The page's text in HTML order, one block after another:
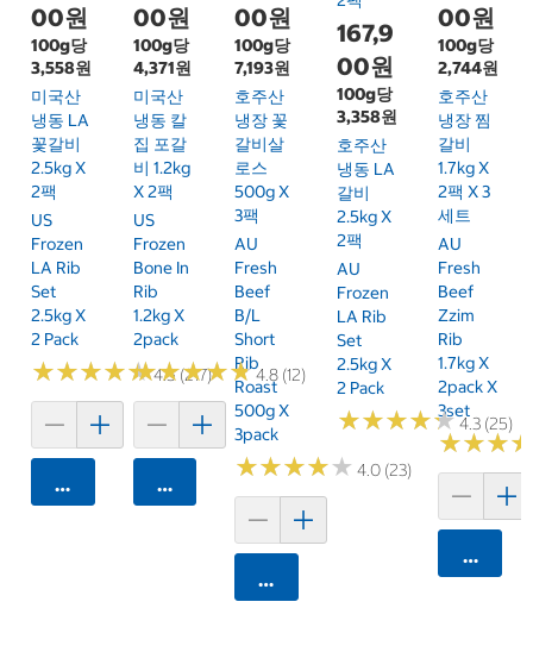
00원
100g당
3,558원
미국산
냉동 LA
꽃갈비
2.5kg X
2팩
US
Frozen
LA Rib
Set
2.5kg X
2 Pack
★★★★★
★★★★★4.5 (217)
카트에 담기
00원
100g당
4,371원
미국산
냉동 칼
집 포갈
비 1.2kg
X 2팩
US
Frozen
Bone In
Rib
1.2kg X
2pack
★★★★★
★★★★★4.8 (12)
카트에 담기
00원
100g당
7,193원
호주산
냉장 꽃
갈비살
로스
500g X
3팩
AU
Fresh
Beef
B/L
Short
Rib
Roast
500g X
3pack
★★★★★
★★★★★ 4.0 (23)
카트에 담기
167,9
00원
100g당
3,358원
호주산
냉동 LA
갈비
2.5kg X
2팩
AU
Frozen
LA Rib
Set
2.5kg X
2 Pack
★★★★★
★★★★★4.3 (25)
00원
100g당
2,744원
호주산
냉장 찜
갈비
1.7kg X
2팩 X 3
세트
AU
Fresh
Beef
Zzim
Rib
1.7kg X
2pack X
3set
★★★
★★★
카트에